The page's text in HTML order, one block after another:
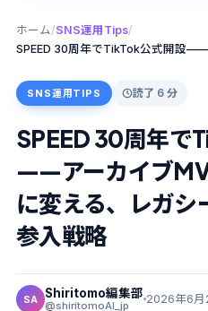
ホーム /SNS運用Tips/
SNS運用TIPS 読了 6 分
SPEED 30周年で
——アーカイブ
に変える、レガシ
参入戦略
SA Shiritomo編集部
@shiritomoAI_jp 2026年6